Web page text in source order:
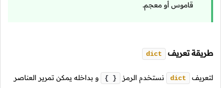
قاموس أو معجم.
طريقة تعريف dict
لتعريف dict نستخدم الرمز { } و بداخله يمكن تمرير العناصر